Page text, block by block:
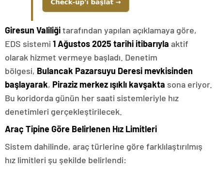
Giresun Valiliğitarafından yapılan açıklamaya göre,
EDS sistemi 1 Ağustos 2025 tarihi itibarıyla aktif
olarak hizmet vermeye başladı. Denetim
bölgesi, Bulancak Pazarsuyu Deresi mevkisinden
başlayarak, Piraziz merkez ışıklı kavşakta sona eriyor.
Bu koridorda günün her saati sistemleriyle hız
denetimleri gerçekleştirilecek.
Araç Tipine Göre Belirlenen Hız Limitleri
Sistem dahilinde, araç türlerine göre farklılaştırılmış
hız limitleri şu şekilde belirlendi: